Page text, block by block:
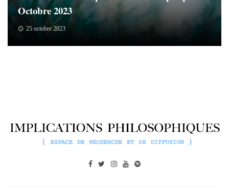
Octobre 2023
25 octobre 2023